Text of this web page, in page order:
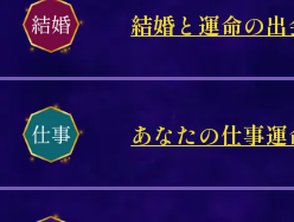
結婚と運命の出
あなたの仕事運